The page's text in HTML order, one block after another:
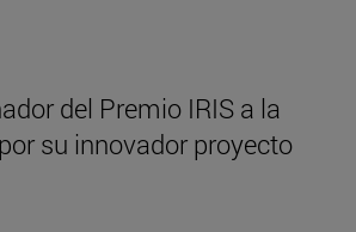
del Premio IRIS a la
su innovador proyecto